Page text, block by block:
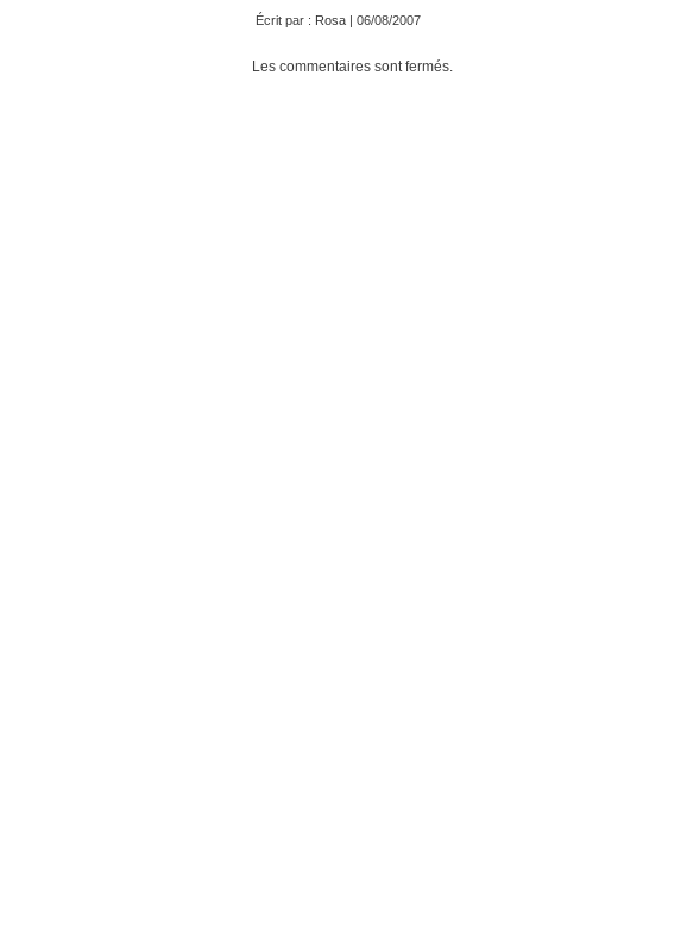
Écrit par : Rosa | 06/08/2007
Les commentaires sont fermés.